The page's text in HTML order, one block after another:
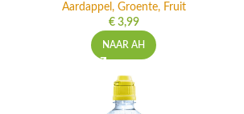
Aardappel, Groente, Fruit
€3,99
NAAR AH